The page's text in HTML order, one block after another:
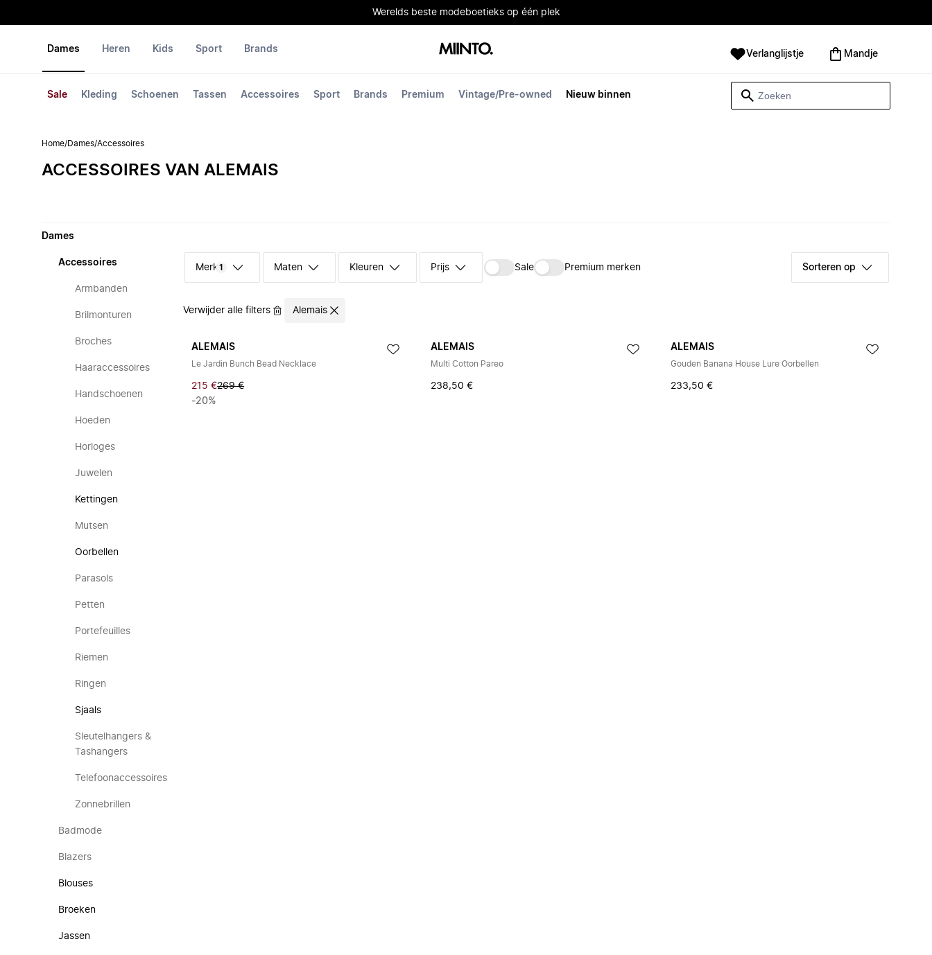
Werelds beste modeboetieks op één plek
Dames
Sale Kleding Schoenen Tassen Accessoires Sport Brands Premium Vintage/Pre-owned Nieuw binnen
Heren Kids Sport Brands Verlanglijstje Mandje
Home/Dames/Accessoires
ACCESSOIRES VAN ALEMAIS
Dames
Accessoires
Armbanden
Brilmonturen
Broches
Haaraccessoires
Handschoenen
Hoeden
Horloges
Juwelen
Kettingen
Mutsen
Oorbellen
Parasols
Petten
Portefeuilles
Riemen
Ringen
Sjaals
Sleutelhangers &
Tashangers
Telefoonaccessoires
Zonnebrillen
Badmode
Blazers
Blouses
Broeken
Jassen
Merk 1 Maten Kleuren Prijs Sale Premium merken Sorteren op
Verwijder alle filters Alemais
ALEMAIS
Le Jardin Bunch Bead Necklace
215 €269 €
-20%
ALEMAIS
Multi Cotton Pareo
238,50 €
ALEMAIS
Gouden Banana House Lure Oorbellen
233,50 €